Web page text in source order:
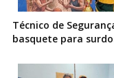
Técnico de
basquete para